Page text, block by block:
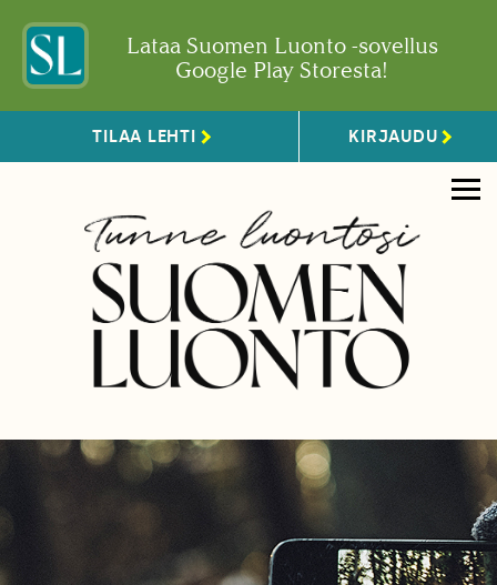
Lataa Suomen Luonto -sovellus
Google Play Storesta!
TILAA LEHTI KIRJAUDU